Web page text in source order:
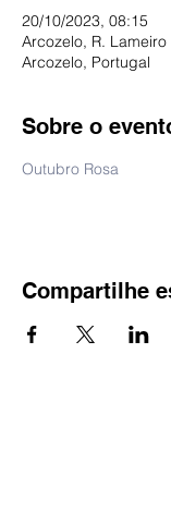
20/10/2023, 08:15
Arcozelo, R.
Arcozelo, Portugal
Sobre o
Outubro Rosa
Compartilhe